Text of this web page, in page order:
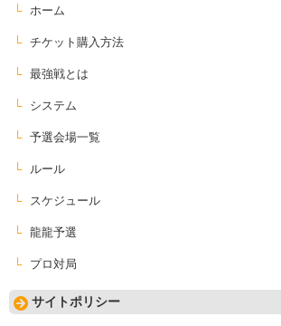
ホーム
チケット購入方法
最強戦とは
システム
予選会場一覧
ルール
スケジュール
龍龍予選
プロ対局
サイトポリシー